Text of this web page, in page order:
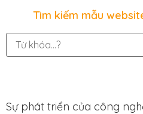
Tìm kiếm mẫu
Sự phát triển của công